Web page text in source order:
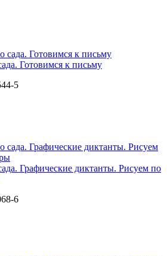
Готовимся к письму
5
Графические диктанты. Рисуем по
6